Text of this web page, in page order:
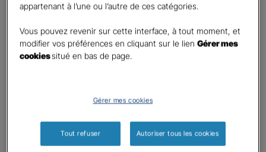
Information données personnelles *
En cochant cette case et en soumettant ce formulaire,
j'accepte que mes données personnelles soient utilisées
Pour connaitre et exercer vos droits, notamment de retrait de votre consentement
appartenant à l’une ou l’autre de ces catégories.
Vous pouvez revenir sur cette interface, à tout moment, et
modifier vos préférences en cliquant sur le lienGérer mes
cookiessitué en bas de page.
Gérer mes cookies
Tout refuser Autoriser tous les cookies